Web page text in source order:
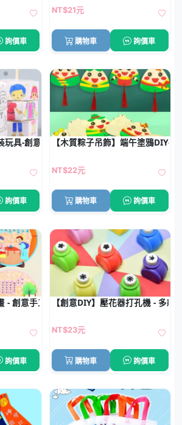
詢價車
NT$21元
購物車 詢價車
玩具-創意美勞手工
詢價車
【木質粽子吊飾】端午塗鴉DIY-
NT$22元
購物車 詢價車
- 創意手工材料包
詢價車
【創意DIY】壓花器打孔機 - 多款
NT$23元
購物車 詢價車